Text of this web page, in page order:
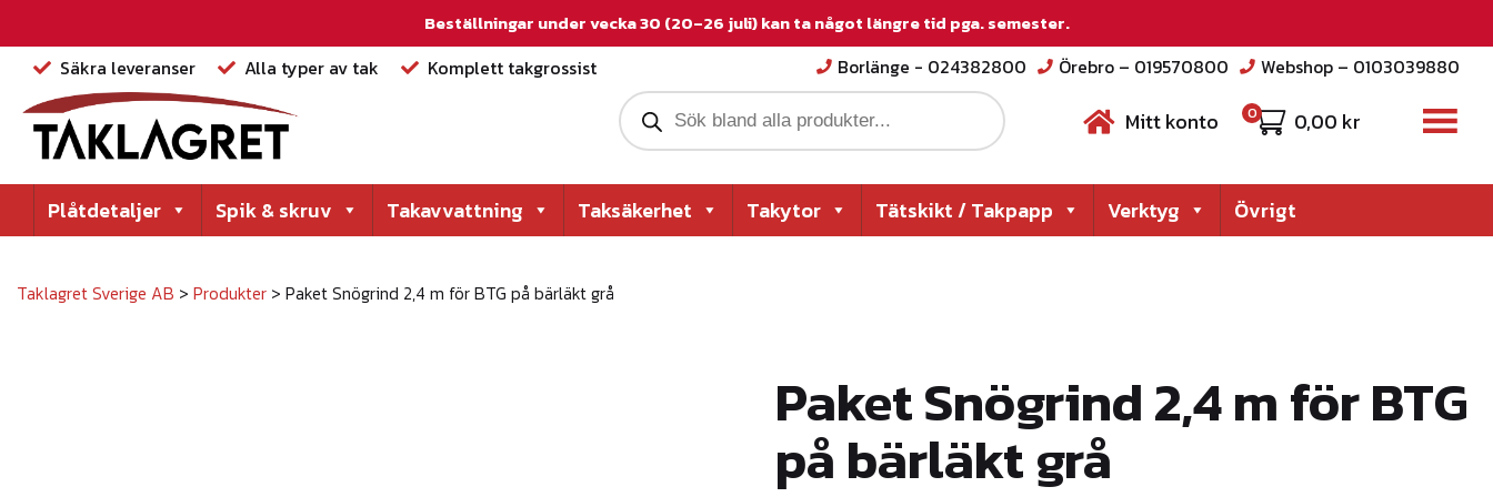
Beställningar under vecka 30 (20–26 juli) kan ta något längre tid pga. semester.
Säkra leveranser Alla typer av tak Komplett takgrossist Borlänge - 024382800 Örebro – 019570800 Webshop – 0103039880
P
r
o
u
c
t
Mitt konto 0 0,00 kr
Plåtdetaljer Spik & skruv Takavvattning Taksäkerhet Takytor Tätskikt / Takpapp Verktyg Övrigt
Taklagret Sverige AB > Produkter > Paket Snögrind 2,4 m för BTG på bärläkt grå
Paket Snögrind 2,4 m för BTG
på bärläkt grå